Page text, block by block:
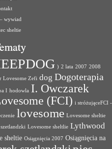
wywiad
sheltie
) 2 lata 2007 2008
Lovesome Zefi dog Dogoterapia
I hodowla I. Owczarek
(FCI) i stróżująceFCI -
lovesome Lovesome sheltie
Lovesome sheltlie Lythwood
sheltie Osiągnięcia 2007 Osiągnięcia na